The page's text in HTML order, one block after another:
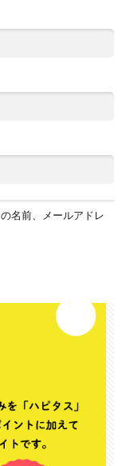
名前、メールアドレ